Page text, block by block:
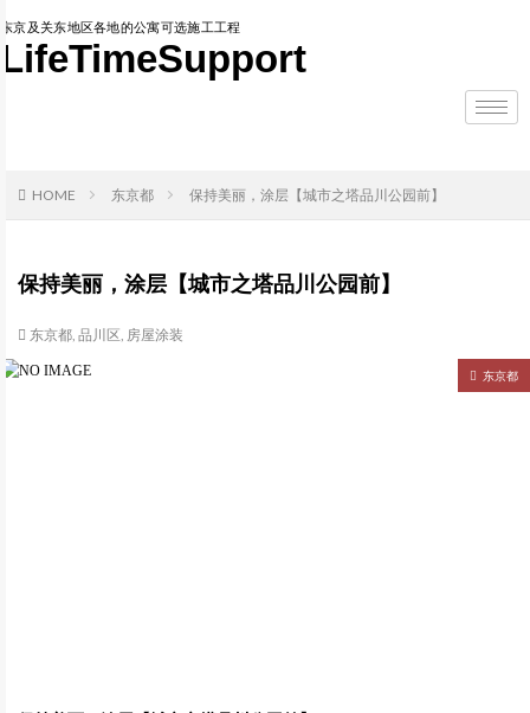
东京及关东地区各地的公寓可选施工工程
LifeTimeSupport
HOME 东京都 保持美丽，涂层【城市之塔品川公园前】
保持美丽，涂层【城市之塔品川公园前】
东京都, 品川区, 房屋涂装
东京都